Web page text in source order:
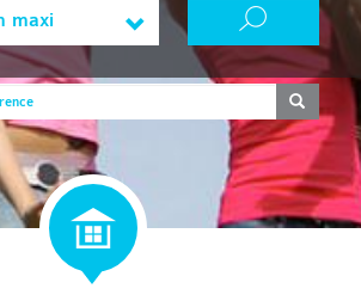
maxi